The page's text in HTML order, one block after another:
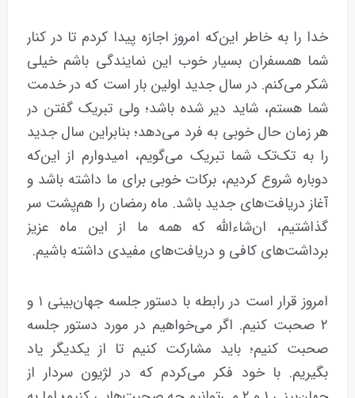
خدا را به‌ خاطر این‌که امروز اجازه پیدا کردم تا در کنار
شما همسفران بسیار خوب این نمایندگی باشم خیلی
شکر می‌کنم. در سال جدید اولین بار است که در خدمت
شما هستم، شاید دیر شده باشد؛ ولی تبریک گفتن در
هر زمان حال خوبی به فرد می‌دهد؛ بنابراین سال جدید
را به تک‌تک شما تبریک می‌گویم، امیدوارم از این‌که
دوباره شروع کردیم، برکات خوبی برای ما داشته باشد و
آغاز دریافت‌های جدید باشد. ماه رمضان را هم‌پشت سر
گذاشتیم، ان‌شاءالله که همه ما از این ماه عزیز
برداشت‌های کافی و دریافت‌های مفیدی داشته باشیم.
امروز قرار است در رابطه با دستور جلسه جهان‌بینی ۱ و
۲ صحبت کنیم. اگر می‌خواهیم در مورد دستور جلسه
صحبت کنیم؛ باید مشارکت کنیم تا از یکدیگر یاد
بگیریم. با خود فکر می‌کردم که در لژیون سردار از